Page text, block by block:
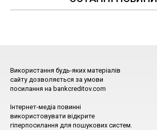
Використання будь-яких матеріалів
сайту дозволяється за умови
посилання на bankcreditov.com
Інтернет-медіа повинні
використовувати відкрите
гіперпосилання для пошукових систем.